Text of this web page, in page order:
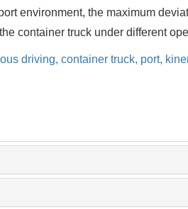
environment, the maximum
container truck under different
driving, container truck, port,